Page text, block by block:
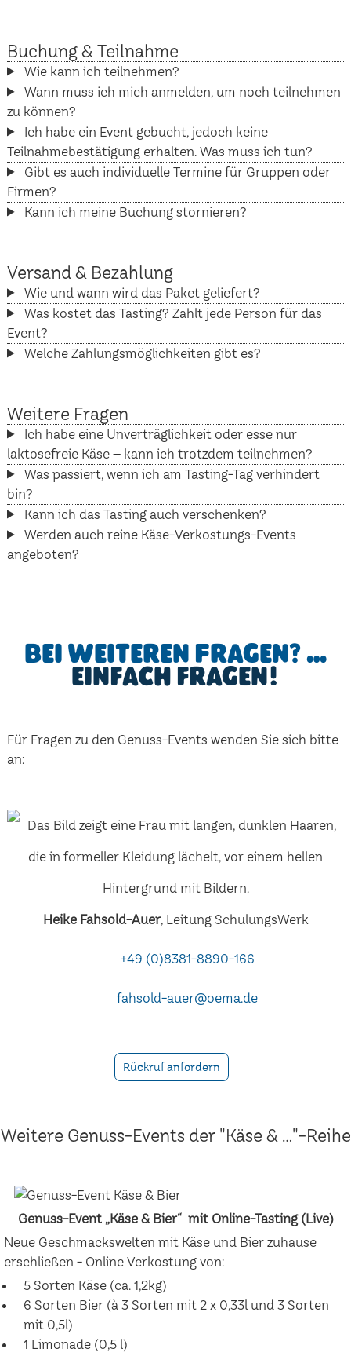
Buchung & Teilnahme
Wie kann ich teilnehmen?
Wann muss ich mich anmelden, um noch teilnehmen
zu können?
Ich habe ein Event gebucht, jedoch keine
Teilnahmebestätigung erhalten. Was muss ich tun?
Gibt es auch individuelle Termine für Gruppen oder
Firmen?
Kann ich meine Buchung stornieren?
Versand & Bezahlung
Wie und wann wird das Paket geliefert?
Was kostet das Tasting? Zahlt jede Person für das
Event?
Welche Zahlungsmöglichkeiten gibt es?
Weitere Fragen
Ich habe eine Unverträglichkeit oder esse nur
laktosefreie Käse – kann ich trotzdem teilnehmen?
Was passiert, wenn ich am Tasting-Tag verhindert
bin?
Kann ich das Tasting auch verschenken?
Werden auch reine Käse-Verkostungs-Events
angeboten?
Bei weiteren Fragen? …
einfach fragen!
Für Fragen zu den Genuss-Events wenden Sie sich bitte
an:
Heike Fahsold-Auer, Leitung SchulungsWerk
+49 (0)8381-8890-166
fahsold-auer@oema.de
Rückruf anfordern
Weitere Genuss-Events der "Käse & ..."-Reihe
Genuss-Event „Käse & Bier“ mit Online-Tasting (Live)
Neue Geschmackswelten mit Käse und Bier zuhause
erschließen - Online Verkostung von:
5 Sorten Käse (ca. 1,2kg)
6 Sorten Bier (à 3 Sorten mit 2 x 0,33l und 3 Sorten
mit 0,5l)
1 Limonade (0,5 l)